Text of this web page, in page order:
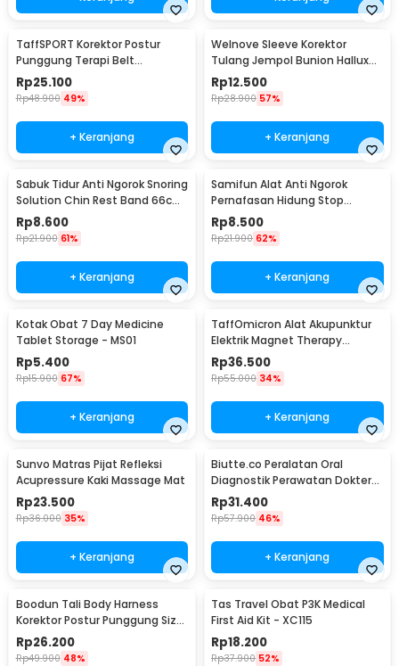
TaffSPORT Korektor Postur
Punggung Terapi Belt
Magnetic XL - T025
Rp25.100
Rp48.900 49%
+ Keranjang
Welnove Sleeve Korektor
Tulang Jempol Bunion Hallux
Orthotics - CSQ1408
Rp12.500
Rp28.900 57%
+ Keranjang
Sabuk Tidur Anti Ngorok Snoring
Solution Chin Rest Band 66cm
- 5582
Rp8.600
Rp21.900 61%
+ Keranjang
Samifun Alat Anti Ngorok
Pernafasan Hidung Stop
Snoring Air Purifier - MX-555
Rp8.500
Rp21.900 62%
+ Keranjang
Kotak Obat 7 Day Medicine
Tablet Storage - MS01
Rp5.400
Rp15.900 67%
+ Keranjang
TaffOmicron Alat Akupunktur
Elektrik Magnet Therapy
Battery - DF-618
Rp36.500
Rp55.000 34%
+ Keranjang
Sunvo Matras Pijat Refleksi
Acupressure Kaki Massage Mat
Rp23.500
Rp36.000 35%
+ Keranjang
Biutte.co Peralatan Oral
Diagnostik Perawatan Dokter
Gigi Dental 5in1 - 7CKQ01
Rp31.400
Rp57.900 46%
+ Keranjang
Boodun Tali Body Harness
Korektor Postur Punggung Size
M - BBJ-15
Rp26.200
Rp49.900 48%
Tas Travel Obat P3K Medical
First Aid Kit - XC115
Rp18.200
Rp37.900 52%